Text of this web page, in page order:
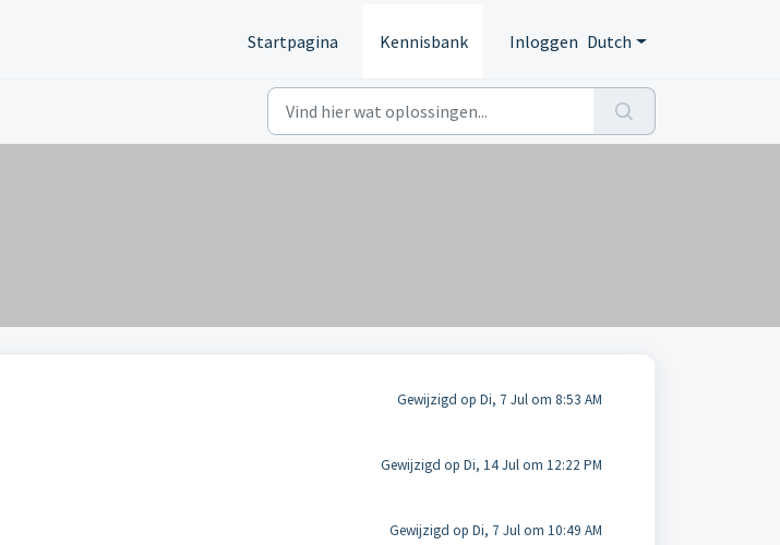
Startpagina Kennisbank Inloggen Dutch
Gewijzigd op Di, 7 Jul om 8:53 AM
Gewijzigd op Di, 14 Jul om 12:22 PM
Gewijzigd op Di, 7 Jul om 10:49 AM